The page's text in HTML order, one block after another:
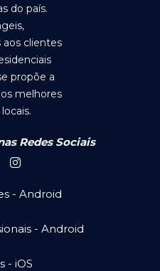
do país.
clientes
propõe a
melhores
Redes Sociais
- Android
- Android
- iOS